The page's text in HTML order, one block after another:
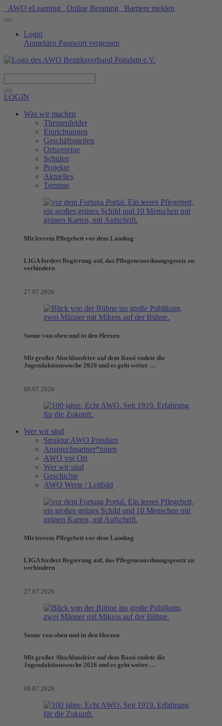
AWO eLearning Online Beratung Barriere melden
Login
Anmelden Passwort vergessen
LOGIN
Was wir machen
Themenfelder
Einrichtungen
Geschäftsstellen
Ortsvereine
Schulen
Projekte
Aktuelles
Termine
Mit leerem Pflegebett vor dem Landtag
LIGA fordert Regierung auf, das Pflegeneuordnungsgesetz zu
verhindern
27.07.2026
Sonne von oben und in den Herzen
Mit großer Abschlussfeier auf dem Bassi endete die
Jugendaktionswoche 2026 und es geht weiter …
09.07.2026
Wer wir sind
Struktur AWO Potsdam
Ansprechpartner*innen
AWO vor Ort
Wer wir sind
Geschichte
AWO Werte / Leitbild
Mit leerem Pflegebett vor dem Landtag
LIGA fordert Regierung auf, das Pflegeneuordnungsgesetz zu
verhindern
27.07.2026
Sonne von oben und in den Herzen
Mit großer Abschlussfeier auf dem Bassi endete die
Jugendaktionswoche 2026 und es geht weiter …
09.07.2026